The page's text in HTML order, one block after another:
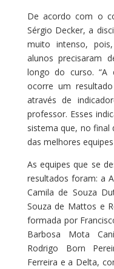
De acordo com o
Sérgio Decker, a
muito intenso,
alunos precisaram
longo do curso. “A
ocorre um
através de
professor. Esses
sistema que, no final
das melhores
As equipes que se
resultados foram: a
Camila de Souza
Souza de Mattos e
formada por
Barbosa Mota
Rodrigo Born
Ferreira e a Delta,